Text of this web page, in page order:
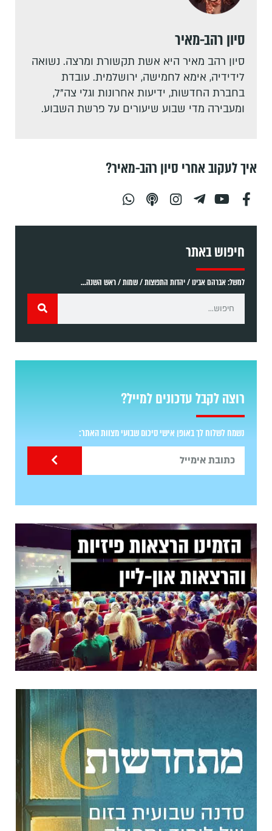
סיון רהב-מאיר
סיון רהב מאיר היא אשת תקשורת ומרצה. נשואה
לידידיה, אימא לחמישה, ירושלמית. עובדת
בחברת החדשות, ידיעות אחרונות וגלי צה"ל,
ומעבירה מדי שבוע שיעורים על פרשת השבוע.
איך לעקוב אחרי סיון רהב-מאיר?
חיפוש באתר
למשל: אברהם אבינו / יהדות התפוצות / שמות / ראש השנה...
רוצה לקבל עדכונים למייל?
נשמח לשלוח לך באופן אישי סיכום שבועי מצוות האתר: